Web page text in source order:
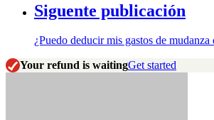
Siguente publicación
¿Puedo deducir mis gastos de mudanza
Your refund is waitingGet started